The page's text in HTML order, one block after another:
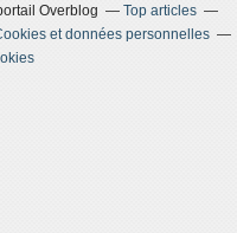
Overblog
Top articles
et données personnelles